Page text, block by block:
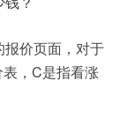
价页面，对于
，C是指看涨